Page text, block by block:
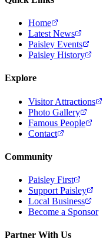
Home
Latest News
Paisley Events
Paisley History
Explore
Visitor Attractions
Photo Gallery
Famous People
Contact
Community
Paisley First
Support Paisley
Local Business
Become a Sponsor
Partner With Us